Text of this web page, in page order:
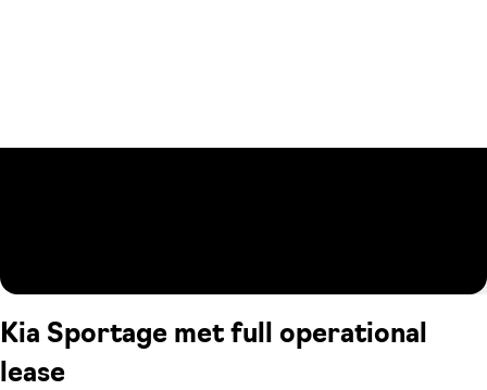
Kia Sportage met full operational
lease